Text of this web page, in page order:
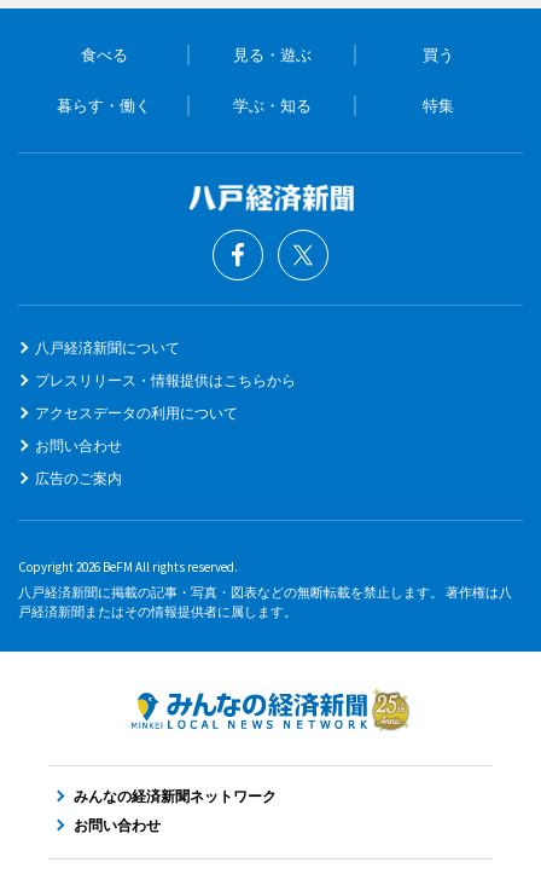
食べる 見る・遊ぶ 買う
暮らす・働く 学ぶ・知る 特集
八戸経済新聞について
プレスリリース・情報提供はこちらから
アクセスデータの利用について
お問い合わせ
広告のご案内
Copyright 2026 BeFM All rights reserved.
八戸経済新聞に掲載の記事・写真・図表などの無断転載を禁止します。 著作権は八
戸経済新聞またはその情報提供者に属します。
みんなの経済新聞ネットワーク
お問い合わせ